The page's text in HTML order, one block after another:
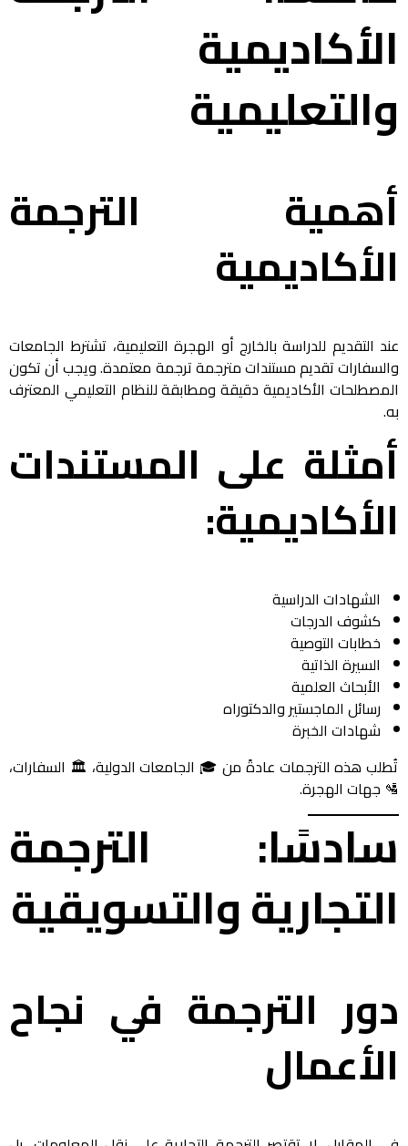
الأكاديمية
والتعليمية
أهمية الترجمة
الأكاديمية
عند التقديم للدراسة بالخارج أو الهجرة التعليمية، تشترط الجامعات
والسفارات تقديم مستندات مترجمة ترجمة معتمدة. ويجب أن تكون
المصطلحات الأكاديمية دقيقة ومطابقة للنظام التعليمي المعترف
به.
أمثلة على المستندات
الأكاديمية:
الشهادات الدراسية
كشوف الدرجات
خطابات التوصية
السيرة الذاتية
الأبحاث العلمية
رسائل الماجستير والدكتوراه
شهادات الخبرة
تُطلب هذه الترجمات عادةً من 🎓 الجامعات الدولية، 🏛️ السفارات،
🛂 جهات الهجرة.
سادسًا: الترجمة
التجارية والتسويقية
دور الترجمة في نجاح
الأعمال